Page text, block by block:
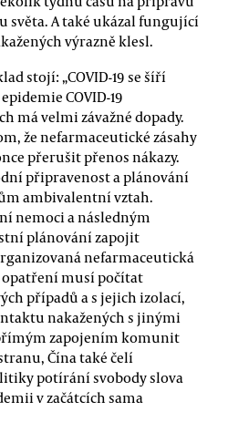
světa. A také ukázal fungující
výrazně klesl.
stojí: „COVID-19 se šíří
COVID-19
má velmi závažné dopady.
že nefarmaceutické zásahy
přerušit přenos nákazy.
připravenost a plánování
ambivalentní vztah.
nemoci a následným
plánování zapojit
nefarmaceutická
musí počítat
případů a s jejich izolací,
nakažených s jinými
zapojením komunit
Čína také čelí
potírání svobody slova
v začátcích sama